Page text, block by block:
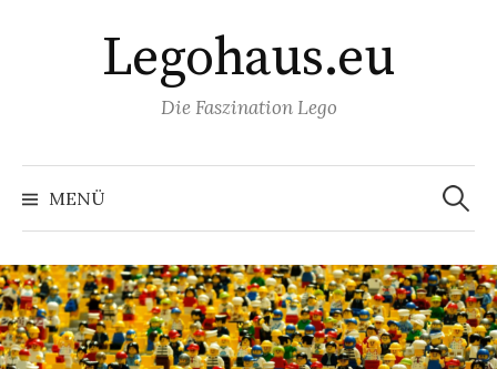
Legohaus.eu
Die Faszination Lego
MENÜ
Suchen
nach: